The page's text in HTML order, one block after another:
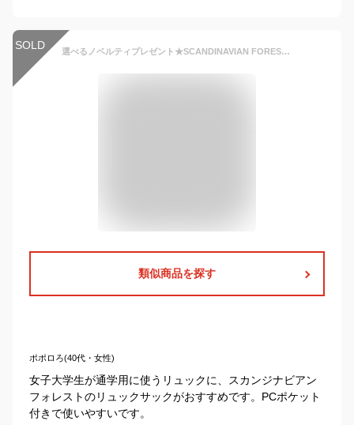
SOLD 選べるノベルティプレゼント★SCANDINAVIAN FOREST スカンジナビアンフォレスト リュック スマートリュック 社会人 学生 A4大容量 お出掛け マザーズバック 育児 黒 軽量 撥水 通勤 通学 旅行 251-KESF307 レディース メンズ
類似商品を探す
ポポロろ(40代・女性)
女子大学生が通学用に使うリュックに、スカンジナビアン
フォレストのリュックサックがおすすめです。PCポケット
付きで使いやすいです。